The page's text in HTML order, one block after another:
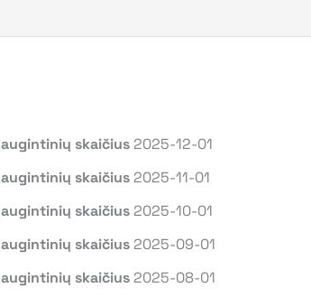
augintinių skaičius 2025-12-01
augintinių skaičius 2025-11-01
augintinių skaičius 2025-10-01
augintinių skaičius 2025-09-01
augintinių skaičius 2025-08-01